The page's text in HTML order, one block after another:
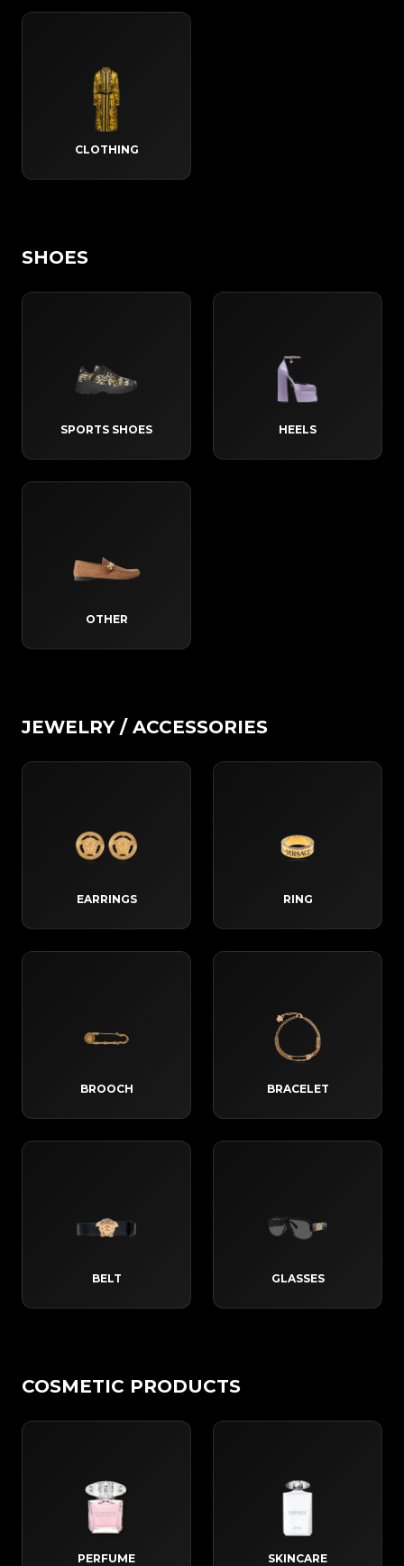
CLOTHING
SHOES
SPORTS SHOES HEELS
OTHER
JEWELRY / ACCESSORIES
EARRINGS RING
BROOCH BRACELET
BELT GLASSES
COSMETIC PRODUCTS
PERFUME SKINCARE